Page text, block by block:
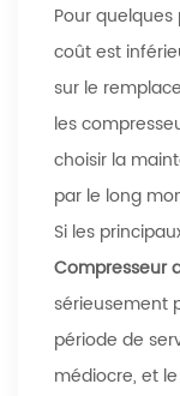
Pour quelques
coût est
sur le
les
choisir la
par le long
Si les
Compresseur
sérieusement
période de
médiocre, et